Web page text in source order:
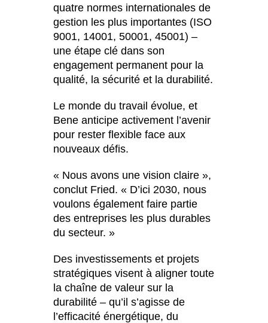
quatre normes internationales de
gestion les plus importantes (ISO
9001, 14001, 50001, 45001) –
une étape clé dans son
engagement permanent pour la
qualité, la sécurité et la durabilité.
Le monde du travail évolue, et
Bene anticipe activement l’avenir
pour rester flexible face aux
nouveaux défis.
« Nous avons une vision claire »,
conclut Fried. « D’ici 2030, nous
voulons également faire partie
des entreprises les plus durables
du secteur. »
Des investissements et projets
stratégiques visent à aligner toute
la chaîne de valeur sur la
durabilité – qu’il s’agisse de
l’efficacité énergétique, du